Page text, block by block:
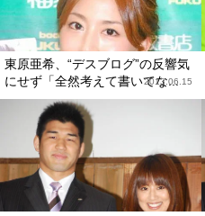
東原亜希、“デスブログ”の反響気
にせず「全然考えて書いてな...
2013.06.15